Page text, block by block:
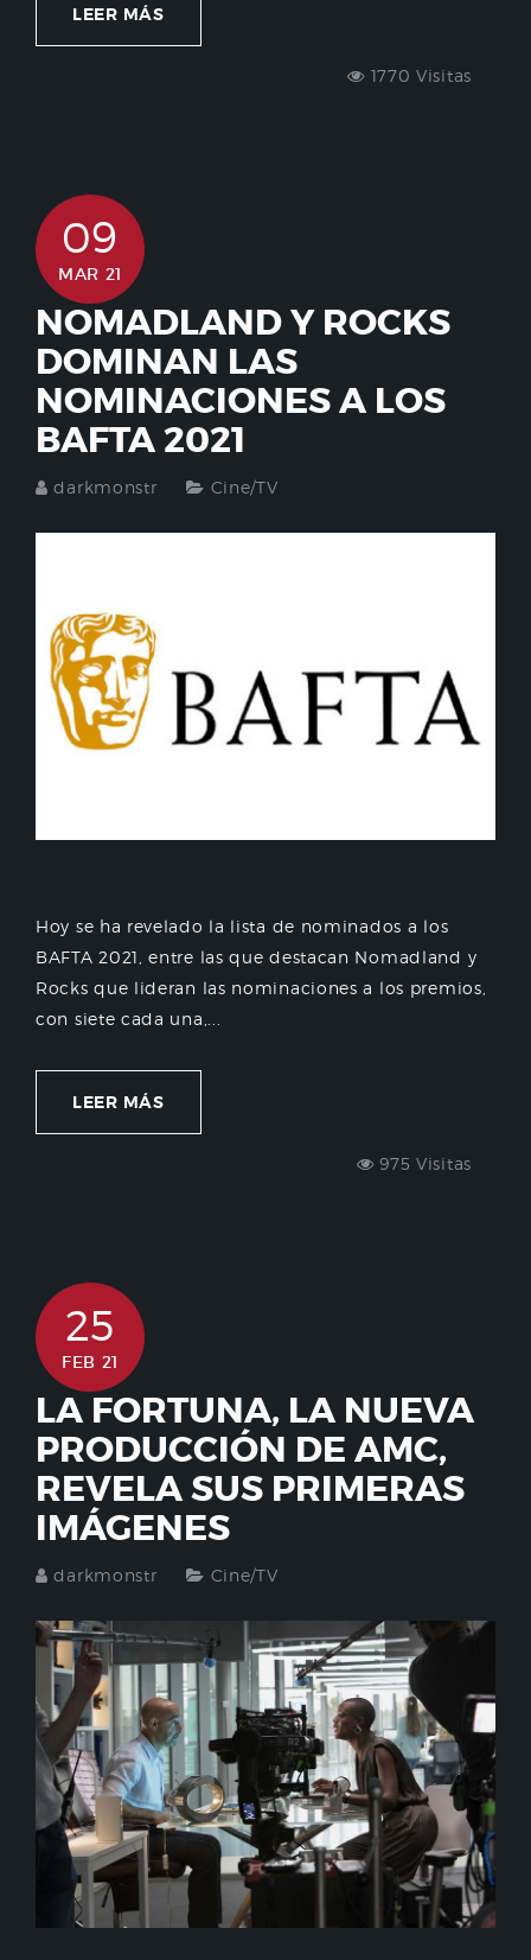
LEER MÁS
1770 Visitas
09
MAR 21
NOMADLAND Y ROCKS
DOMINAN LAS
NOMINACIONES A LOS
BAFTA 2021
darkmonstr Cine/TV
Hoy se ha revelado la lista de nominados a los
BAFTA 2021, entre las que destacan Nomadland y
Rocks que lideran las nominaciones a los premios,
con siete cada una,...
LEER MÁS
975 Visitas
25
FEB 21
LA FORTUNA, LA NUEVA
PRODUCCIÓN DE AMC,
REVELA SUS PRIMERAS
IMÁGENES
darkmonstr Cine/TV